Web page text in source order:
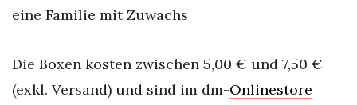
eine Familie mit Zuwachs
Die Boxen kosten zwischen 5,00 € und 7,50 €
(exkl. Versand) und sind im dm-Onlinestore